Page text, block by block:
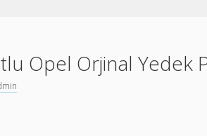
Opel Orjinal Yedek